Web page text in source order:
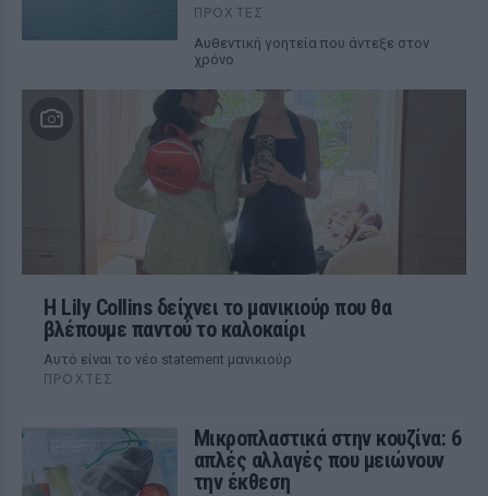
ΠΡΟΧΤΈΣ
Αυθεντική γοητεία που άντεξε στον
χρόνο
Η Lily Collins δείχνει το μανικιούρ που θα
βλέπουμε παντού το καλοκαίρι
Αυτό είναι το νέο statement μανικιούρ
ΠΡΟΧΤΈΣ
Μικροπλαστικά στην κουζίνα: 6
απλές αλλαγές που μειώνουν
την έκθεση